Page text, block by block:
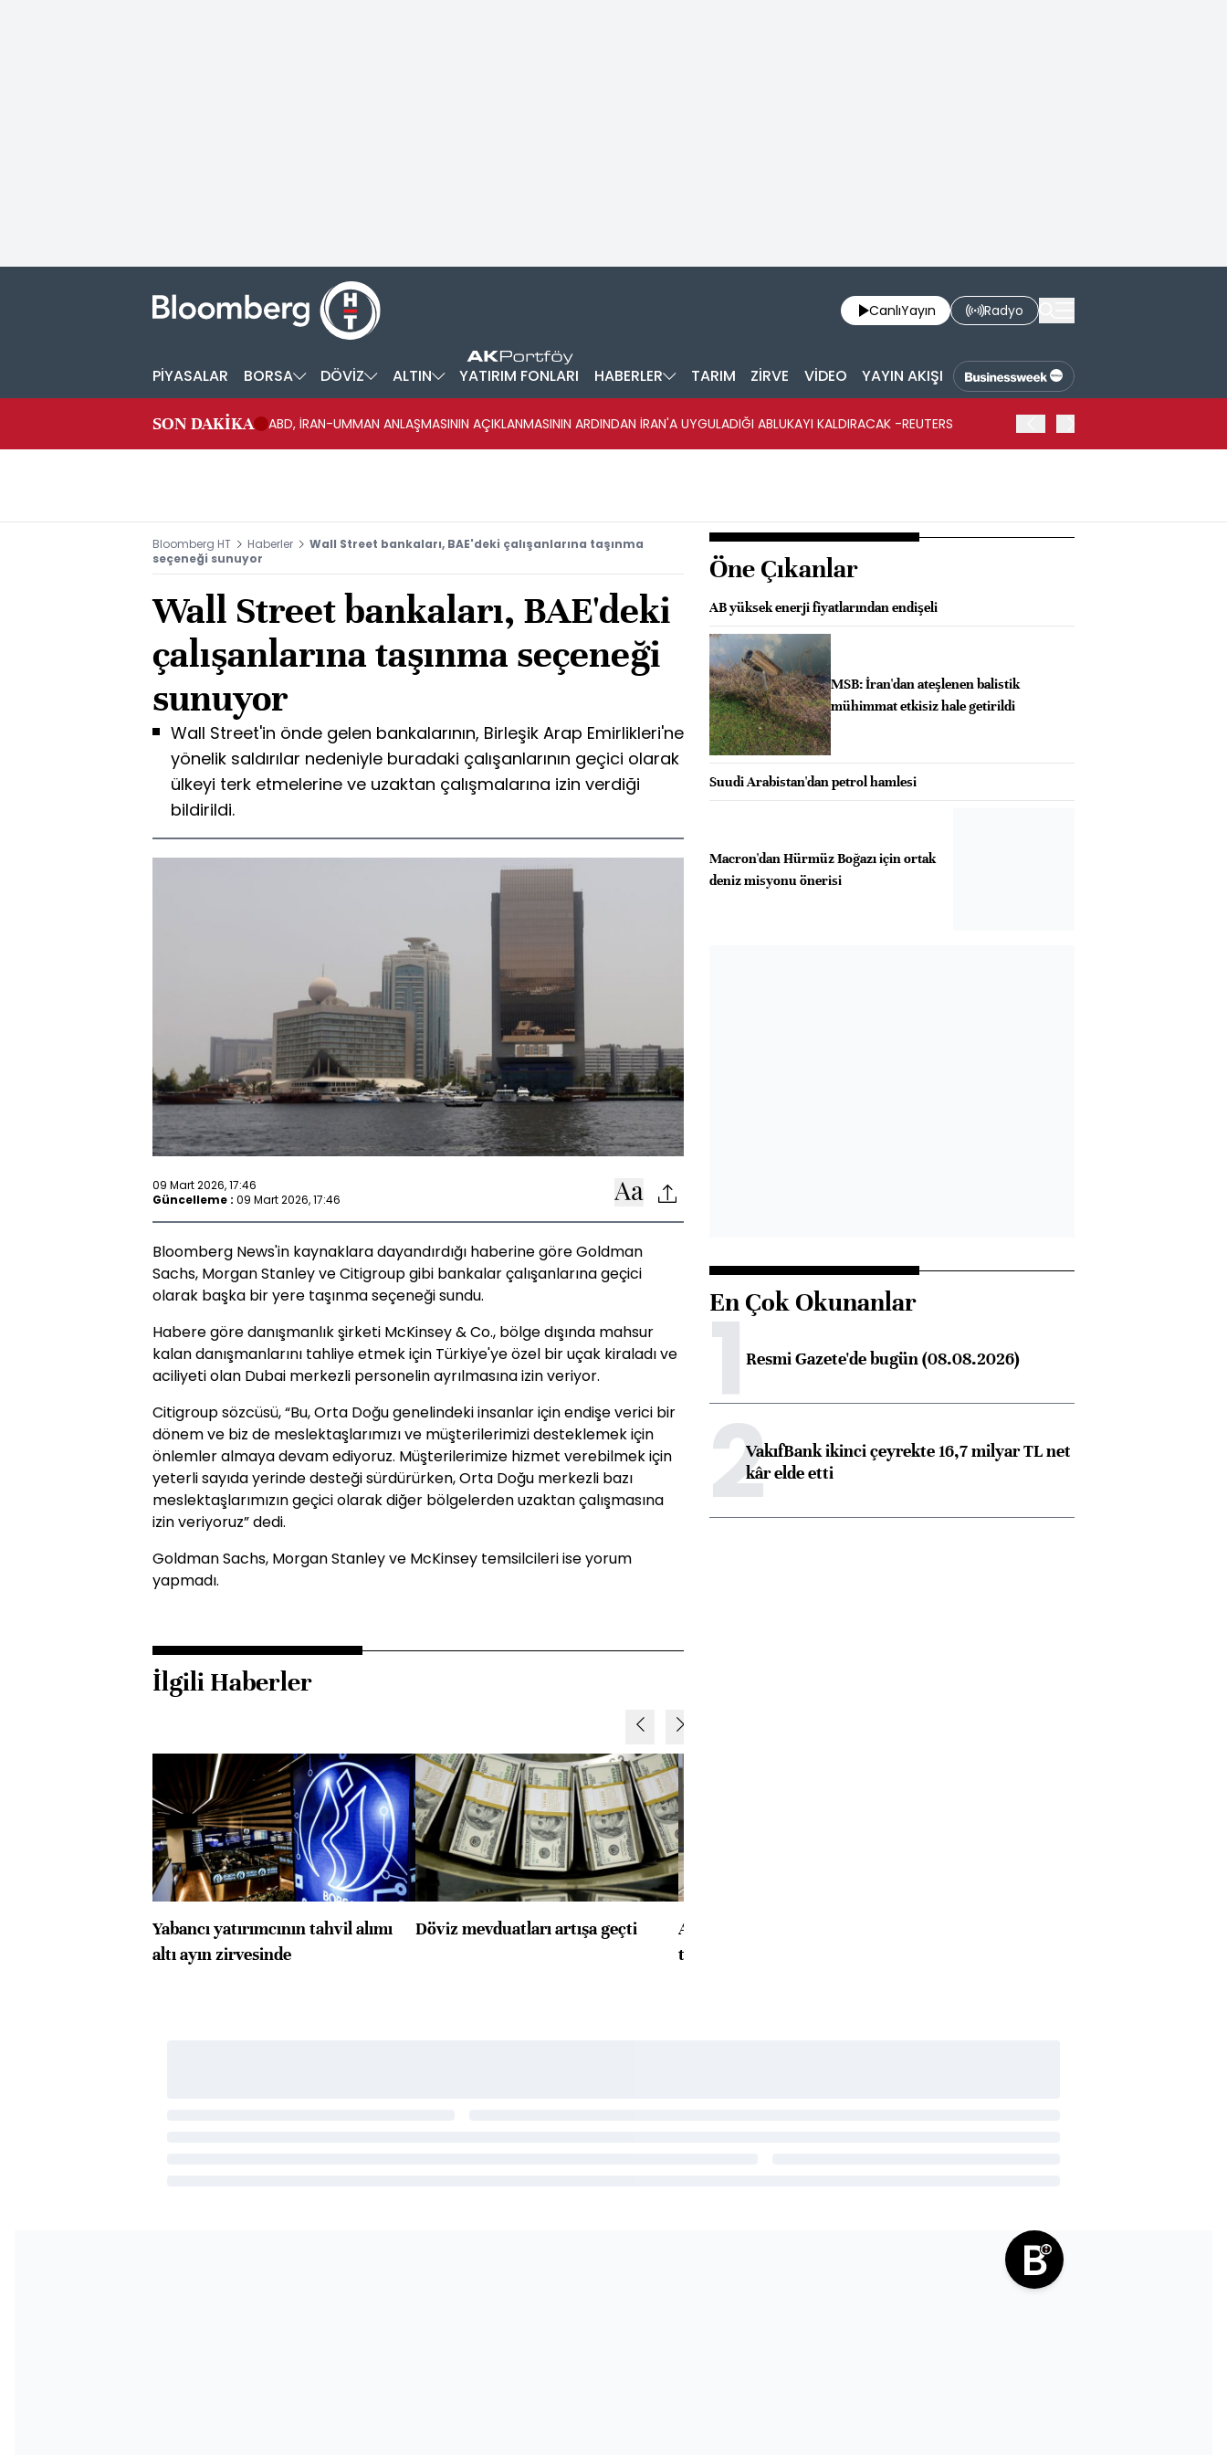
CanlıYayın Radyo
PİYASALAR BORSA DÖVİZ ALTIN YATIRIM FONLARI HABERLER TARIM ZİRVE VİDEO YAYIN AKIŞI
SON DAKİKA ABD, İRAN-UMMAN ANLAŞMASININ AÇIKLANMASININ ARDINDAN İRAN'A UYGULADIĞI ABLUKAYI KALDIRACAK -REUTERS
Bloomberg HT Haberler
Wall Street bankaları, BAE'deki çalışanlarına taşınma
seçeneği sunuyor
Wall Street bankaları, BAE'deki
çalışanlarına taşınma seçeneği
sunuyor
Wall Street'in önde gelen bankalarının, Birleşik Arap Emirlikleri'ne
yönelik saldırılar nedeniyle buradaki çalışanlarının geçici olarak
ülkeyi terk etmelerine ve uzaktan çalışmalarına izin verdiği
bildirildi.
09 Mart 2026, 17:46
Güncelleme : 09 Mart 2026, 17:46
Bloomberg News'in kaynaklara dayandırdığı haberine göre Goldman
Sachs, Morgan Stanley ve Citigroup gibi bankalar çalışanlarına geçici
olarak başka bir yere taşınma seçeneği sundu.
Habere göre danışmanlık şirketi McKinsey & Co., bölge dışında mahsur
kalan danışmanlarını tahliye etmek için Türkiye'ye özel bir uçak kiraladı ve
aciliyeti olan Dubai merkezli personelin ayrılmasına izin veriyor.
Citigroup sözcüsü, “Bu, Orta Doğu genelindeki insanlar için endişe verici bir
dönem ve biz de meslektaşlarımızı ve müşterilerimizi desteklemek için
önlemler almaya devam ediyoruz. Müşterilerimize hizmet verebilmek için
yeterli sayıda yerinde desteği sürdürürken, Orta Doğu merkezli bazı
meslektaşlarımızın geçici olarak diğer bölgelerden uzaktan çalışmasına
izin veriyoruz” dedi.
Goldman Sachs, Morgan Stanley ve McKinsey temsilcileri ise yorum
yapmadı.
İlgili Haberler
Yabancı yatırımcının tahvil alımı
altı ayın zirvesinde
Döviz mevduatları artışa geçti
ABD'de konut başlangıçları
toparlandı
Öne Çıkanlar
AB yüksek enerji fiyatlarından endişeli
MSB: İran'dan ateşlenen balistik
mühimmat etkisiz hale getirildi
Suudi Arabistan'dan petrol hamlesi
Macron'dan Hürmüz Boğazı için ortak
deniz misyonu önerisi
En Çok Okunanlar
1Resmi Gazete'de bugün (08.08.2026)
2VakıfBank ikinci çeyrekte 16,7 milyar TL net
kâr elde etti